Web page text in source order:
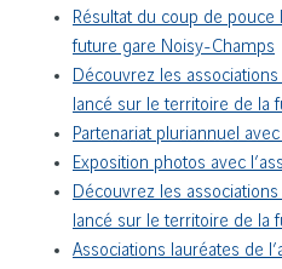
Résultat du coup de
future gare Noisy-Champs
Découvrez les
lancé sur le territoire de la
Partenariat pluriannuel
Exposition photos avec
Découvrez les
lancé sur le territoire de la
Associations lauréates de